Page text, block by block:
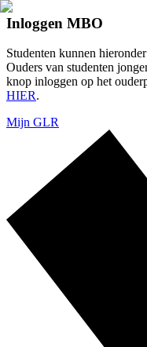
Inloggen MBO
Studenten kunnen
Ouders van studenten
knop inloggen op het
HIER.
Mijn GLR